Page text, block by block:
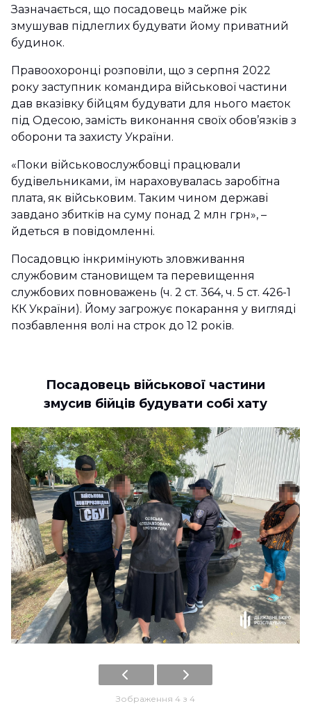
Зазначається, що посадовець майже рік
змушував підлеглих будувати йому приватний
будинок.
Правоохоронці розповіли, що з серпня 2022
року заступник командира військової частини
дав вказівку бійцям будувати для нього маєток
під Одесою, замість виконання своїх обов’язків з
оборони та захисту України.
«Поки військовослужбовці працювали
будівельниками, їм нараховувалась заробітна
плата, як військовим. Таким чином державі
завдано збитків на суму понад 2 млн грн», –
йдеться в повідомленні.
Посадовцю інкримінують зловживання
службовим становищем та перевищення
службових повноважень (ч. 2 ст. 364, ч. 5 ст. 426-1
КК України). Йому загрожує покарання у вигляді
позбавлення волі на строк до 12 років.
Посадовець військової частини
змусив бійців будувати собі хату
Зображення 4 з 4